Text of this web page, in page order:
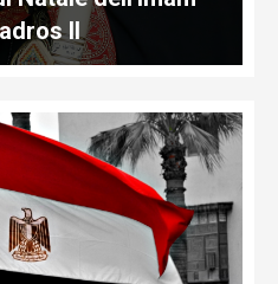
II